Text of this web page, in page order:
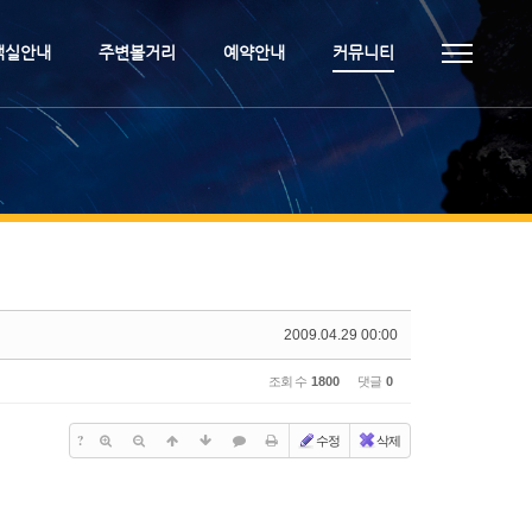
실안내 주변볼거리 예약안내 커뮤니티
2009.04.29 00:00
조회 수 1800 댓글 0
? 수정 삭제